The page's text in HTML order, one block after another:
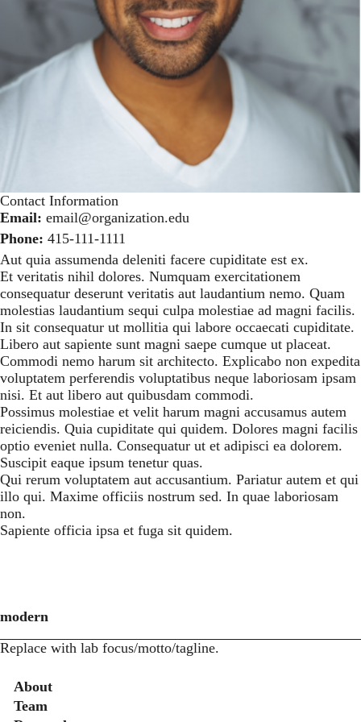
Contact Information
Email: email@organization.edu
Phone: 415-111-1111
Aut quia assumenda deleniti facere cupiditate est ex.
Et veritatis nihil dolores. Numquam exercitationem
consequatur deserunt veritatis aut laudantium nemo. Quam
molestias laudantium sequi culpa molestiae ad magni facilis.
In sit consequatur ut mollitia qui labore occaecati cupiditate.
Libero aut sapiente sunt magni saepe cumque ut placeat.
Commodi nemo harum sit architecto. Explicabo non expedita
voluptatem perferendis voluptatibus neque laboriosam ipsam
nisi. Et aut libero aut quibusdam commodi.
Possimus molestiae et velit harum magni accusamus autem
reiciendis. Quia cupiditate qui quidem. Dolores magni facilis
optio eveniet nulla. Consequatur ut et adipisci ea dolorem.
Suscipit eaque ipsum tenetur quas.
Qui rerum voluptatem aut accusantium. Pariatur autem et qui
illo qui. Maxime officiis nostrum sed. In quae laboriosam
non.
Sapiente officia ipsa et fuga sit quidem.
modern
Replace with lab focus/motto/tagline.
Secondary menu
About
Team